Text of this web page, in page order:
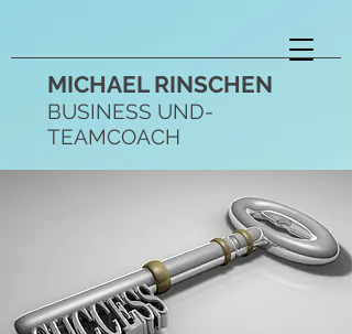
MICHAEL RINSCHEN
BUSINESS UND-
TEAMCOACH